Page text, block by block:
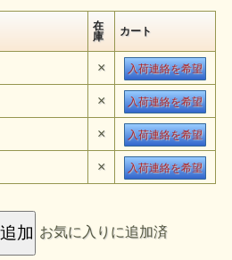
With Apolo & Coin Concho』のご紹
て使えない、北米産の牛革のベンズ
自の技法カッティングダイにて染め上
ルトです。
バックルを使用した7ホール(1ホー
にロットナンバーの織ネームが縫い付
複数点の注文はお断りさせていただき
在
庫
カート
× 入荷連絡を希望
× 入荷連絡を希望
× 入荷連絡を希望
× 入荷連絡を希望
お気に入りに追加済